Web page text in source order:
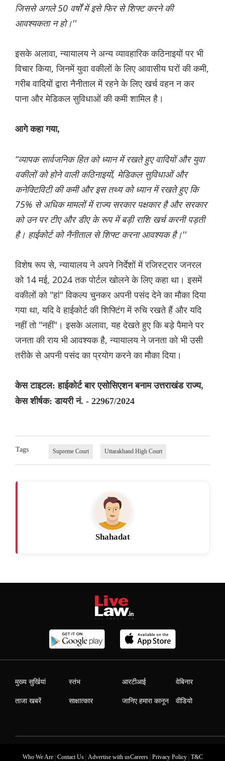
जिससे अगले 50 वर्षों में इसे फिर से शिफ्ट करने की
आवश्यकता न हो।''
इसके अलावा, न्यायालय ने अन्य व्यावहारिक कठिनाइयों पर भी
विचार किया, जिनमें युवा वकीलों के लिए आवासीय घरों की कमी,
गरीब वादियों द्वारा नैनीताल में रहने के लिए खर्च वहन न कर
पाना और मेडिकल सुविधाओं की कमी शामिल है।
आगे कहा गया,
“व्यापक सार्वजनिक हित को ध्यान में रखते हुए वादियों और युवा
वकीलों को होने वाली कठिनाइयों, मेडिकल सुविधाओं और
कनेक्टिविटी की कमी और इस तथ्य को ध्यान में रखते हुए कि
75% से अधिक मामलों में राज्य सरकार पक्षकार है और सरकार
को उन पर टीए और डीए के रूप में बड़ी राशि खर्च करनी पड़ती
है। हाईकोर्ट को नैनीताल से शिफ्ट करना आवश्यक है।''
विशेष रूप से, न्यायालय ने अपने निर्देशों में रजिस्ट्रार जनरल
को 14 मई, 2024 तक पोर्टल खोलने के लिए कहा था। इसमें
वकीलों को "हां" विकल्प चुनकर अपनी पसंद देने का मौका दिया
गया था, यदि वे हाईकोर्ट की शिफ्टिंग में रुचि रखते हैं और यदि
नहीं तो "नहीं"। इसके अलावा, यह देखते हुए कि बड़े पैमाने पर
जनता की राय भी आवश्यक है, न्यायालय ने जनता को भी उसी
तरीके से अपनी पसंद का प्रयोग करने का मौका दिया।
केस टाइटल: हाईकोर्ट बार एसोसिएशन बनाम उत्तराखंड राज्य,
केस शीर्षक: डायरी नं. - 22967/2024
Tags Supreme Court Uttarakhand High Court
Shahadat
मुख्य सुर्खियां
ताजा खबरें
स्तंभ
साक्षात्कार
आरटीआई
जानिए हमारा कानून
वेबिनार
वीडियो
Who We Are| Contact Us| Advertise with usCareers| Privacy Policy| T&C